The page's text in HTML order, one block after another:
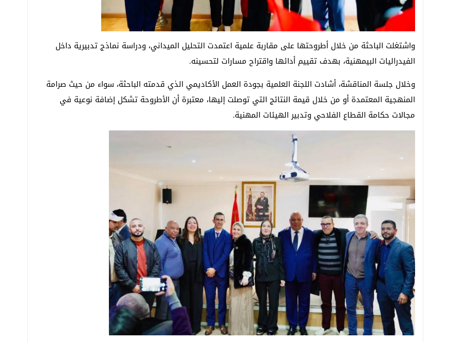
واشتغلت الباحثة من خلال أطروحتها على مقاربة علمية اعتمدت التحليل الميداني، ودراسة نماذج تدبيرية داخل
الفيدراليات البيمهنية، بهدف تقييم أدائها واقتراح مسارات لتحسينه.
وخلال جلسة المناقشة، أشادت اللجنة العلمية بجودة العمل الأكاديمي الذي قدمته الباحثة، سواء من حيث صرامة
المنهجية المعتمدة أو من خلال قيمة النتائج التي توصلت إليها، معتبرة أن الأطروحة تشكل إضافة نوعية في
مجالات حكامة القطاع الفلاحي وتدبير الهيئات المهنية.